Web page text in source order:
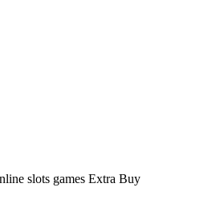
slots games Extra Buy